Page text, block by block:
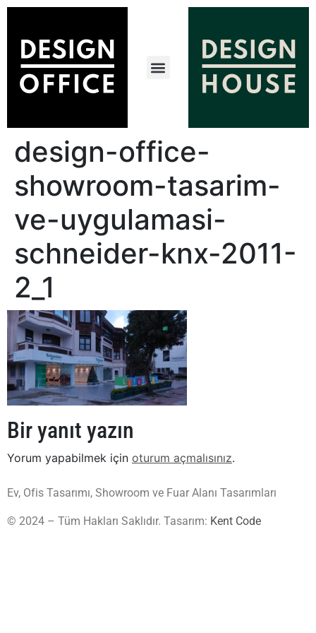
design-office-
showroom-tasarim-
ve-uygulamasi-
schneider-knx-2011-
2_1
Bir yanıt yazın
Yorum yapabilmek için oturum açmalısınız.
Ev, Ofis Tasarımı, Showroom ve Fuar Alanı Tasarımları
© 2024 – Tüm Hakları Saklıdır. Tasarım: Kent Code